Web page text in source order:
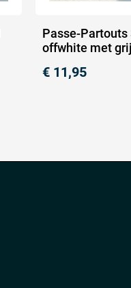
Passe-
offwhite met
€ 11,95